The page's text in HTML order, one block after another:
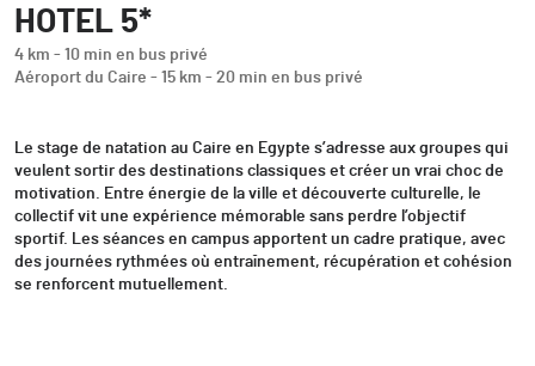
HOTEL 5*
4 km - 10 min en bus privé
Aéroport du Caire - 15 km - 20 min en bus privé
Le stage de natation au Caire en Egypte s’adresse aux groupes qui
veulent sortir des destinations classiques et créer un vrai choc de
motivation. Entre énergie de la ville et découverte culturelle, le
collectif vit une expérience mémorable sans perdre l’objectif
sportif. Les séances en campus apportent un cadre pratique, avec
des journées rythmées où entraînement, récupération et cohésion
se renforcent mutuellement.